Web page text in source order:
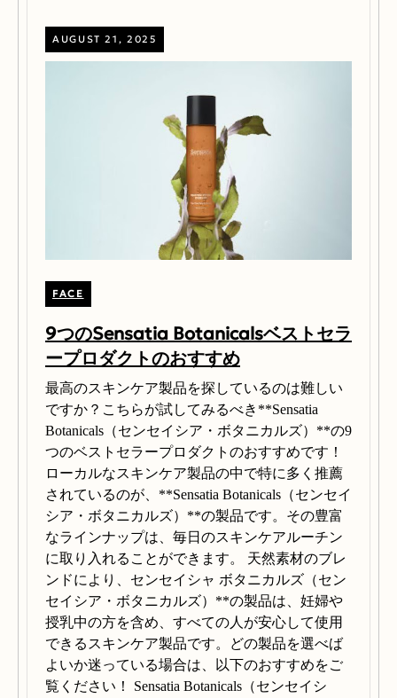
AUGUST 21, 2025
FACE
9つのSensatia Botanicalsベストセラ
ープロダクトのおすすめ
最高のスキンケア製品を探しているのは難しい
ですか？こちらが試してみるべき**Sensatia
Botanicals（センセイシア・ボタニカルズ）**の9
つのベストセラープロダクトのおすすめです！
ローカルなスキンケア製品の中で特に多く推薦
されているのが、**Sensatia Botanicals（センセイ
シア・ボタニカルズ）**の製品です。その豊富
なラインナップは、毎日のスキンケアルーチン
に取り入れることができます。 天然素材のブレ
ンドにより、センセイシャ ボタニカルズ（セン
セイシア・ボタニカルズ）**の製品は、妊婦や
授乳中の方を含め、すべての人が安心して使用
できるスキンケア製品です。どの製品を選べば
よいか迷っている場合は、以下のおすすめをご
覧ください！ Sensatia Botanicals（センセイシ